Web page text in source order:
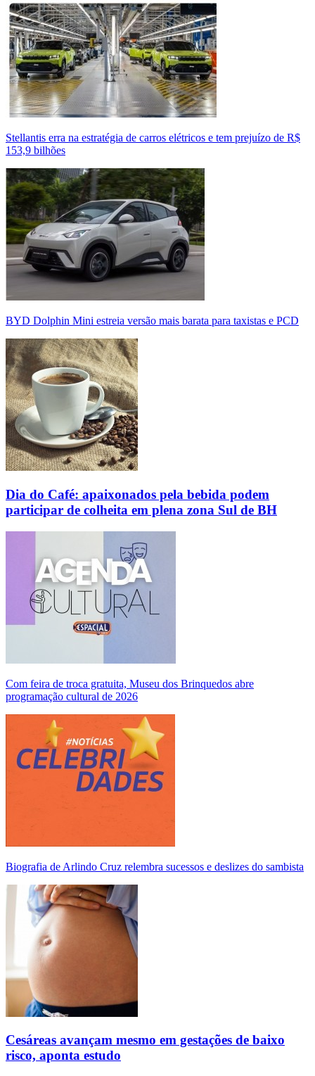
Stellantis erra na estratégia de carros elétricos e tem prejuízo de R$
153,9 bilhões
BYD Dolphin Mini estreia versão mais barata para taxistas e PCD
Dia do Café: apaixonados pela bebida podem
participar de colheita em plena zona Sul de BH
Com feira de troca gratuita, Museu dos Brinquedos abre
programação cultural de 2026
Biografia de Arlindo Cruz relembra sucessos e deslizes do sambista
Cesáreas avançam mesmo em gestações de baixo
risco, aponta estudo